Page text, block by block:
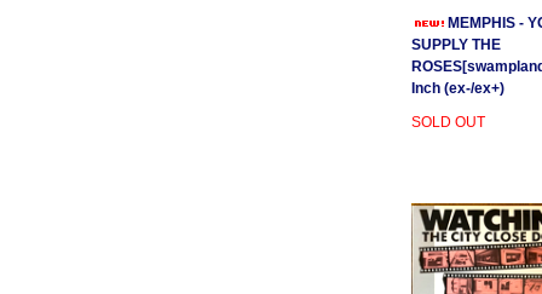
MEMPHIS -
SUPPLY THE
Inch (ex-/ex+)
SOLD OUT